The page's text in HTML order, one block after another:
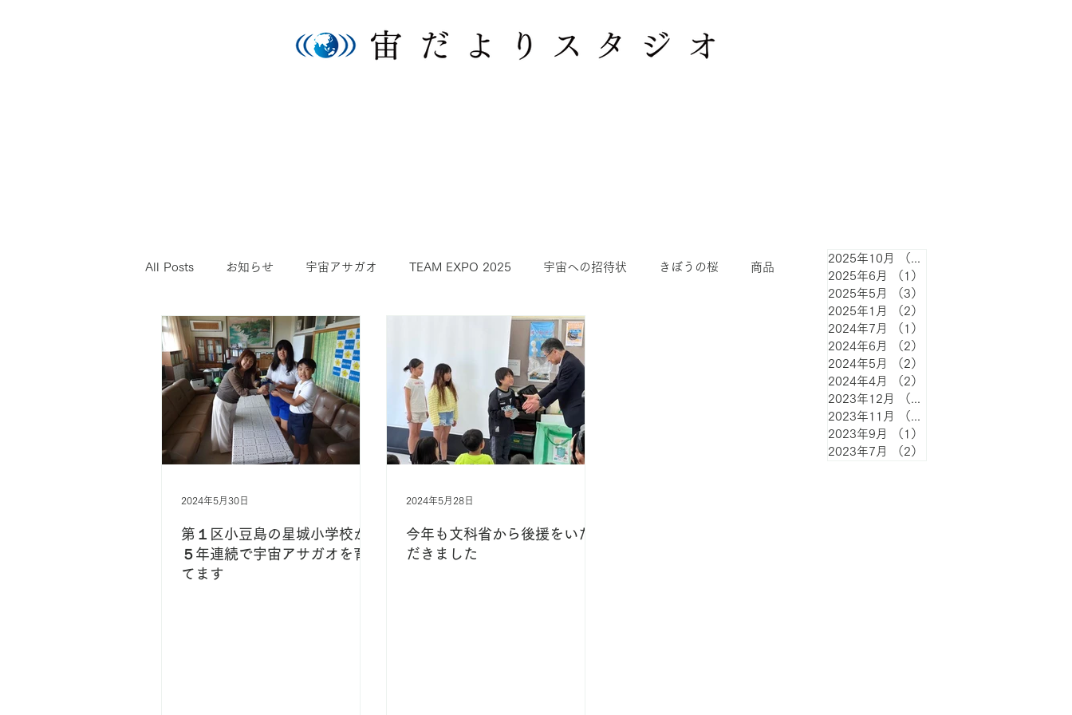
All Posts お知らせ 宇宙アサガオ TEAM EXPO 2025 宇宙への招待状 きぼうの桜 商品
宇宙金箔 宇宙ひまわり
第１区小豆島の星城小学校が
５年連続で宇宙アサガオを育
てます
2024年5月30日
今年も文科省から後援をいた
だきました
2024年5月28日
2025年10月 （1）
2025年6月
（1）
2025年5月
（3）
2025年1月
（2）
2024年7月
（1）
2024年6月
（2）
2024年5月
（2）
2024年4月
（2）
2023年12月
（4）
2023年11月
（1）
2023年9月
（1）
2023年7月
（2）